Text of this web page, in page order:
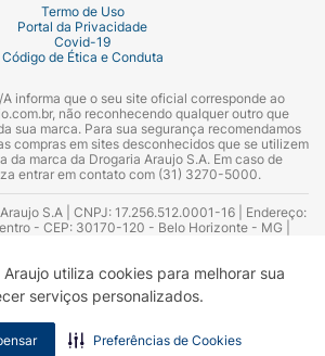
utiliza cookies para melhorar sua
serviços personalizados.
Preferências de Cookies
Termo de Uso
Portal da Privacidade
Covid-19
Código de Ética e Conduta
informa que o seu site oficial corresponde ao
não reconhecendo qualquer outro que
sua marca. Para sua segurança recomendamos
compras em sites desconhecidos que se utilizem
da marca da Drogaria Araujo S.A. Em caso de
entrar em contato com (31) 3270-5000.
S.A | CNPJ: 17.256.512.0001-16 | Endereço:
- CEP: 30170-120 - Belo Horizonte - MG |
10.965 | Yasmin Silva Alvarenga – CRF 52.584 -
Aguiar Pinheiro - CRF Nº 13.748. Alvará
de Funcionamento da Empresa (AFE):